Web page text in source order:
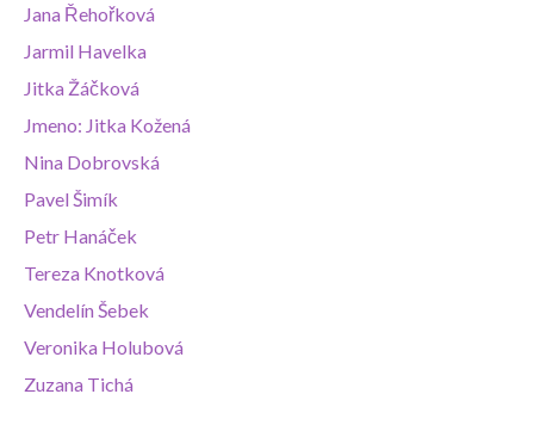
Jana Řehořková
Jarmil Havelka
Jitka Žáčková
Jmeno: Jitka Kožená
Nina Dobrovská
Pavel Šimík
Petr Hanáček
Tereza Knotková
Vendelín Šebek
Veronika Holubová
Zuzana Tichá